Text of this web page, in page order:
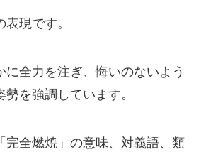
現です。
に全力を注ぎ、悔いのないよう
を強調しています。
完全燃焼」の意味、対義語、類